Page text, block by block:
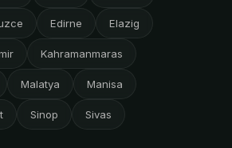
Edirne Elazig
Kahramanmaras
Malatya Manisa
Sinop Sivas